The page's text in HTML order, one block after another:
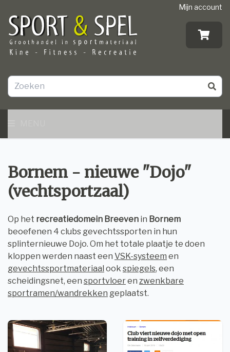
Mijn account
Bornem - nieuwe "Dojo"
(vechtsportzaal)
Op het recreatiedomein Breeven in Bornem
beoefenen 4 clubs gevechtssporten in hun
splinternieuwe Dojo. Om het totale plaatje te doen
kloppen werden naast een VSK-systeem en
gevechtssportmateriaal ook spiegels, een
scheidingsnet, een sportvloeren zwenkbare
sportramen/wandrekken geplaatst.